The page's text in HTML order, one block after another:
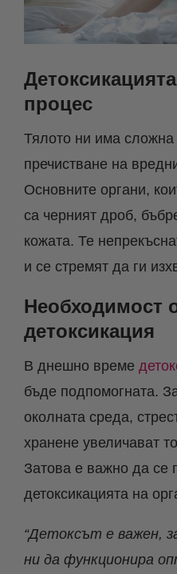
процес
Тялото ни има сложна
пречистване на
Основните органи,
са черният дроб,
кожата. Те
и се стремят да ги
Необходимост
детоксикация
В днешно време
бъде подпомогната.
околната среда,
хранене увеличават
Затова е важно да се
детоксикацията на
“Детоксът е важен,
ни да функционира